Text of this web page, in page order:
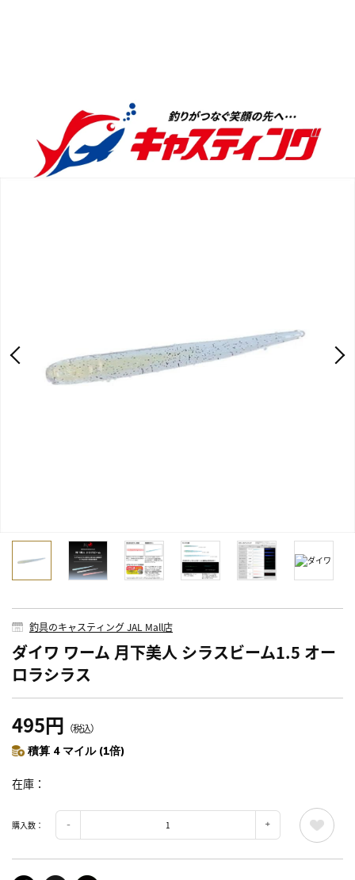
釣具のキャスティング JAL Mall店
ダイワ ワーム 月下美人 シラスビーム1.5 オー
ロラシラス
495円 （税込）
積算 4 マイル (1倍)
在庫
購入数：